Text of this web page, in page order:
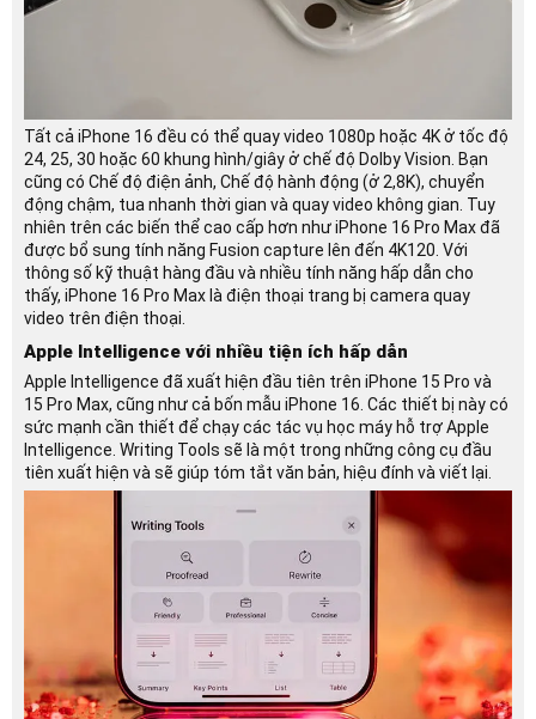
Tất cả iPhone 16 đều có thể quay video 1080p hoặc 4K ở tốc độ
24, 25, 30 hoặc 60 khung hình/giây ở chế độ Dolby Vision. Bạn
cũng có Chế độ điện ảnh, Chế độ hành động (ở 2,8K), chuyển
động chậm, tua nhanh thời gian và quay video không gian. Tuy
nhiên trên các biến thể cao cấp hơn như iPhone 16 Pro Max đã
được bổ sung tính năng Fusion capture lên đến 4K120. Với
thông số kỹ thuật hàng đầu và nhiều tính năng hấp dẫn cho
thấy, iPhone 16 Pro Max là điện thoại trang bị camera quay
video trên điện thoại.
Apple Intelligence với nhiều tiện ích hấp dẫn
Apple Intelligence đã xuất hiện đầu tiên trên iPhone 15 Pro và
15 Pro Max, cũng như cả bốn mẫu iPhone 16. Các thiết bị này có
sức mạnh cần thiết để chạy các tác vụ học máy hỗ trợ Apple
Intelligence. Writing Tools sẽ là một trong những công cụ đầu
tiên xuất hiện và sẽ giúp tóm tắt văn bản, hiệu đính và viết lại.